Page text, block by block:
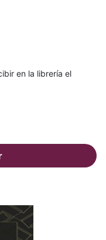
en la librería el